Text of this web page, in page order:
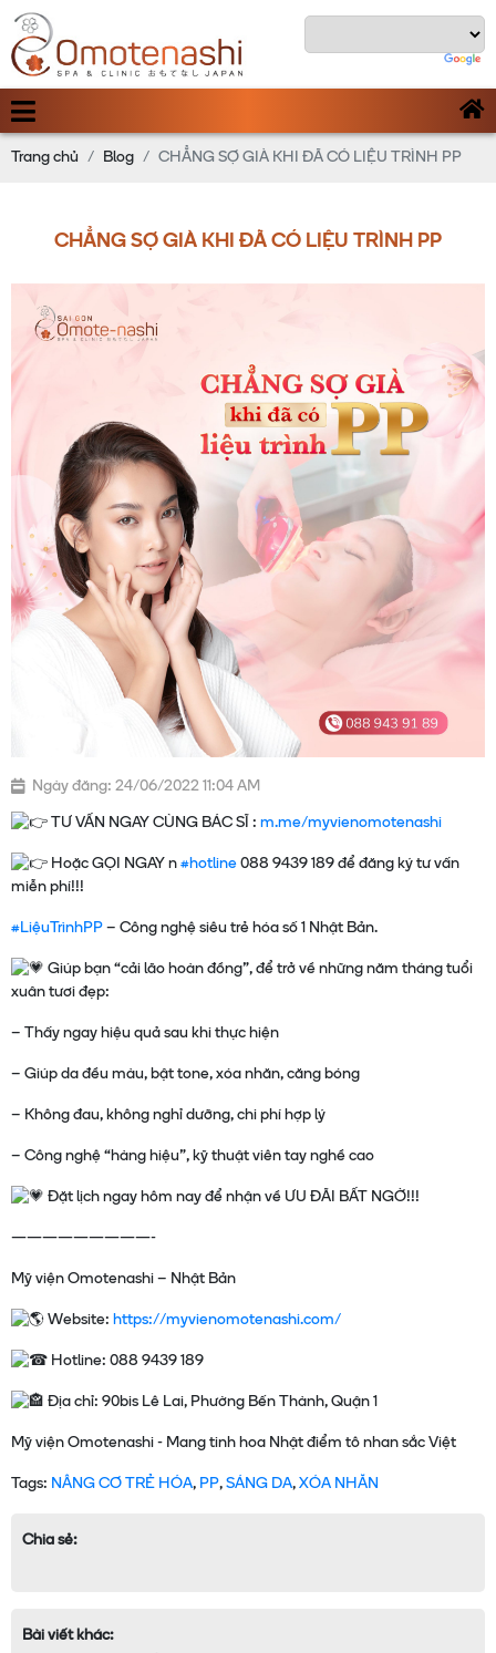
Trang chủ Blog CHẲNG SỢ GIÀ KHI ĐÃ CÓ LIỆU TRÌNH PP
CHẲNG SỢ GIÀ KHI ĐÃ CÓ LIỆU TRÌNH PP
Ngày đăng: 24/06/2022 11:04 AM
TƯ VẤN NGAY CÙNG BÁC SĨ : m.me/myvienomotenashi
Hoặc GỌI NGAY n #hotline 088 9439 189 để đăng ký tư vấn
miễn phí!!!
#LiệuTrìnhPP – Công nghệ siêu trẻ hóa số 1 Nhật Bản.
Giúp bạn “cải lão hoàn đồng”, để trở về những năm tháng tuổi
xuân tươi đẹp:
– Thấy ngay hiệu quả sau khi thực hiện
– Giúp da đều màu, bật tone, xóa nhăn, căng bóng
– Không đau, không nghỉ dưỡng, chi phí hợp lý
– Công nghệ “hàng hiệu”, kỹ thuật viên tay nghề cao
Đặt lịch ngay hôm nay để nhận về ƯU ĐÃI BẤT NGỜ!!!
—————————-
Mỹ viện Omotenashi – Nhật Bản
Website: https://myvienomotenashi.com/
Hotline: 088 9439 189
Địa chỉ: 90bis Lê Lai, Phường Bến Thành, Quận 1
Tags: NÂNG CƠ TRẺ HÓA, PP, SÁNG DA, XÓA NHĂN
Chia sẻ:
Bài viết khác: